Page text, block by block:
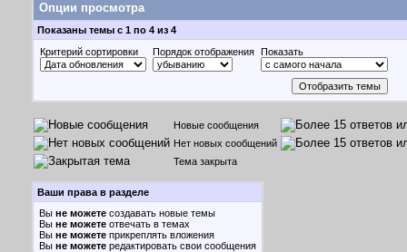
Опции просмотра
Показаны темы с 1 по 4 из 4
Критерий сортировки
Порядок отображения Показать
Новые сообщения
Нет новых сообщений
Тема закрыта
Ваши права в разделе
Вы не можете создавать новые темы
Вы не можете отвечать в темах
Вы не можете прикреплять вложения
Вы не можете редактировать свои сообщения